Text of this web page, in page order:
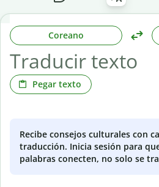
Coreano
Pegar texto
Recibe consejos culturales con
traducción. Inicia sesión para
palabras conecten, no solo se